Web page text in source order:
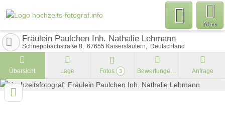
Menu
Fräulein Paulchen Inh. Nathalie Lehmann
Schneppbachstraße 8 67655 Kaiserslautern Deutschland
Übersicht Lage Fotos 3 Bewertungen Anfrage